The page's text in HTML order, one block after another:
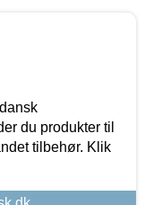
du produkter til
tilbehør. Klik